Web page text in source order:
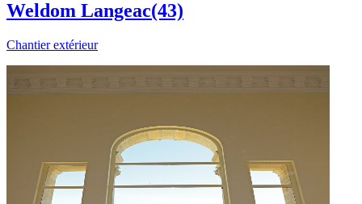
Weldom Langeac(43)
Chantier extérieur